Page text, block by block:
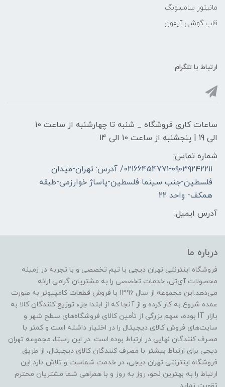
مانیتور سامسونگ
قاب گوشی آیفون
ارتباط با تلگرام
ساعات کاری فروشگاه _ شنبه تا چهارشنبه از ساعت 10
الی 19 | پنجشنبه از ساعت 10 الی 14
شماره تماس:
02166454771-۰۹۰۳۹۲۴۲۲۱۱/ آدرس: تهران-میدان
فلسطین-جنب سینما فلسطین-پاساژ خوارزمی-طبقه
همکف- واحد 22
آدرس ایمیل:
درباره ما
فروشگاه اینترنتی تهران دیجی با تیم تخصصی و با تجربه در زمینه
محصولات آی‌تی، خدمات تخصصی را به مشتریان گرامی ارائه
می‌دهد.این مجموعه از سال 1396 با فروش قطعات کامپیوتر به صورت
عمده شروع به کار کرده و از آنجا که از ابتدا جزء توزیع کنندگان کالا به
بازار IT بوده، سهم بزرگی از تأمین کالای فروشگاه‌های سطح شهر و
سایت‌های فروش کالای دیجیتال را در اختیار داشته است و کمتر با
مصرف کنندگان نهایی در ارتباط بوده است. در این راستا، مجموعه تهران
دیجی برای ارتباط بیشتر با مصرف کنندگان کالای دیجیتال، از طریق
فروشگاه اینترنتی تهران دیجی، در خدمت شماست و تلاش دارد این
ارتباط را به بهترین نحو، روز به روز و با همراهی شما مشتریان محترم